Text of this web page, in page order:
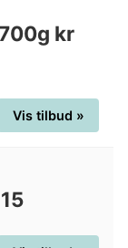
kr
Vis tilbud »